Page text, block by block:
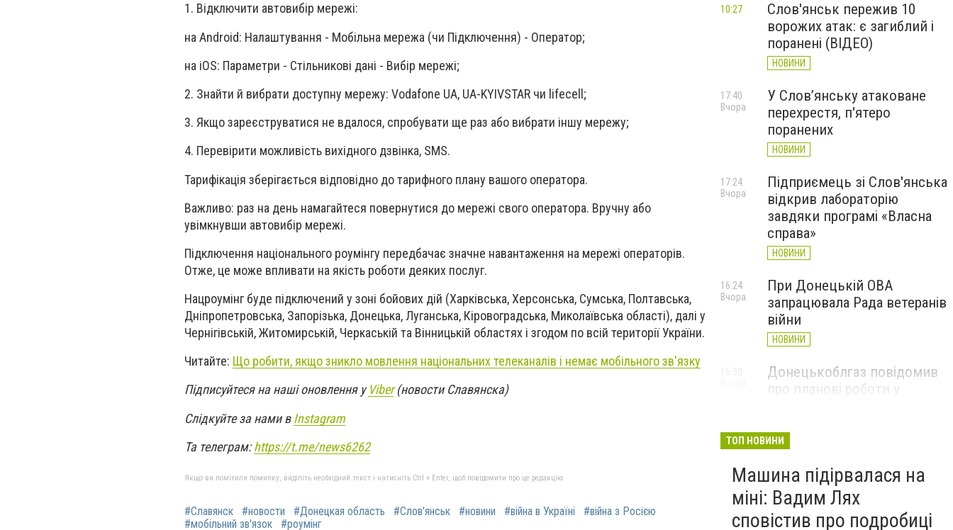
1. Відключити автовибір мережі:
на Android: Налаштування - Мобільна мережа (чи Підключення) - Оператор;
на iOS: Параметри - Стільникові дані - Вибір мережі;
2. Знайти й вибрати доступну мережу: Vodafone UA, UA-KYIVSTAR чи lifecell;
3. Якщо зареєструватися не вдалося, спробувати ще раз або вибрати іншу мережу;
4. Перевірити можливість вихідного дзвінка, SMS.
Тарифікація зберігається відповідно до тарифного плану вашого оператора.
Важливо: раз на день намагайтеся повернутися до мережі свого оператора. Вручну або
увімкнувши автовибір мережі.
Підключення національного роумінгу передбачає значне навантаження на мережі операторів.
Отже, це може впливати на якість роботи деяких послуг.
Нацроумінг буде підключений у зоні бойових дій (Харківська, Херсонська, Сумська, Полтавська,
Дніпропетровська, Запорізька, Донецька, Луганська, Кіровоградська, Миколаївська області), далі у
Чернігівській, Житомирській, Черкаській та Вінницькій областях і згодом по всій території України.
Читайте: Що робити, якщо зникло мовлення національних телеканалів і немає мобільного зв'язку
Підписуйтеся на наші оновлення уViber(новости Славянска)
Слідкуйте за нами вInstagram
Та телеграм:https://t.me/news6262
Якщо ви помітили помилку, виділіть необхідний текст і натисніть Ctrl + Enter, щоб повідомити про це редакцію
#Славянск #новости #Донецкая область #Слов'янськ #новини #війна в Україні
#війна з Росією
#мобільний зв'язок
#роумінг
Слов'янськ пережив 10
ворожих атак: є загиблий і
поранені (ВІДЕО)
НОВИНИ
10:27
У Слов’янську атаковане
перехрестя, п'ятеро
поранених
НОВИНИ
17:40
Вчора
Підприємець зі Слов'янська
відкрив лабораторію
завдяки програмі «Власна
справа»
НОВИНИ
17:24
Вчора
При Донецькій ОВА
запрацювала Рада ветеранів
війни
НОВИНИ
16:24
Вчора
Донецькоблгаз повідомив
про планові роботи у
НОВИНИ
15:30
ТОП НОВИНИ
Машина підірвалася на
міні: Вадим Лях
сповістив про подробиці